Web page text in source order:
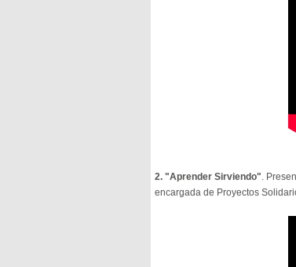
2. "Aprender Sirviendo".
encargada de Proyectos